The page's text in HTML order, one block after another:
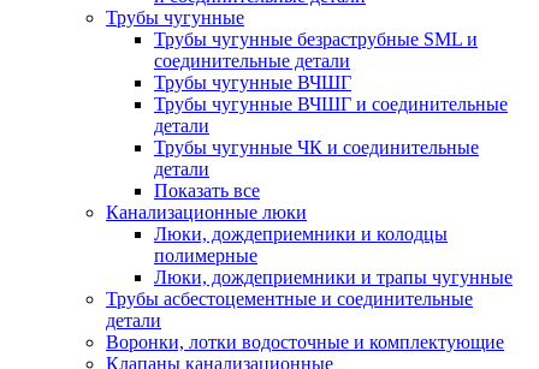
Трубы чугунные
Трубы чугунные безраструбные SML и
соединительные детали
Трубы чугунные ВЧШГ
Трубы чугунные ВЧШГ и соединительные
детали
Трубы чугунные ЧК и соединительные
детали
Показать все
Канализационные люки
Люки, дождеприемники и колодцы
полимерные
Люки, дождеприемники и трапы чугунные
Трубы асбестоцементные и соединительные
детали
Воронки, лотки водосточные и комплектующие
Клапаны канализационные